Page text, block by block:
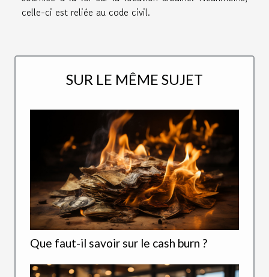
celle-ci est reliée au code civil.
SUR LE MÊME SUJET
Que faut-il savoir sur le cash burn ?